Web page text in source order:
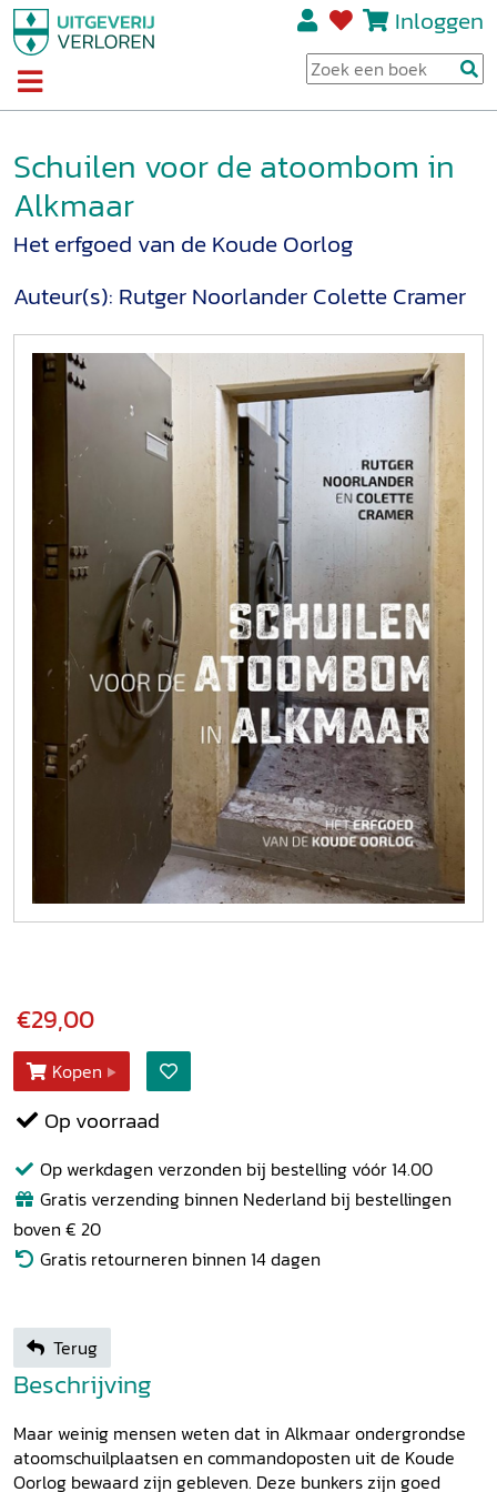
Inloggen
Schuilen voor de atoombom in
Alkmaar
Het erfgoed van de Koude Oorlog
Auteur(s): Rutger NoorlanderColette Cramer
€29,00
Kopen
Op voorraad
Op werkdagen verzonden bij bestelling vóór 14.00
Gratis verzending binnen Nederland bij bestellingen
boven € 20
Gratis retourneren binnen 14 dagen
Terug
Beschrijving
Maar weinig mensen weten dat in Alkmaar ondergrondse
atoomschuilplaatsen en commandoposten uit de Koude
Oorlog bewaard zijn gebleven. Deze bunkers zijn goed